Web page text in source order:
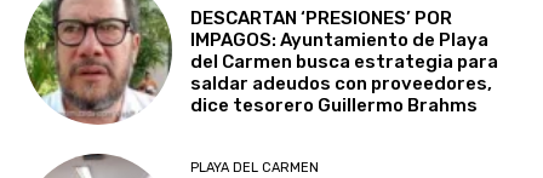
DESCARTAN ‘PRESIONES’ POR
IMPAGOS: Ayuntamiento de Playa
del Carmen busca estrategia para
saldar adeudos con proveedores,
dice tesorero Guillermo Brahms
PLAYA DEL CARMEN